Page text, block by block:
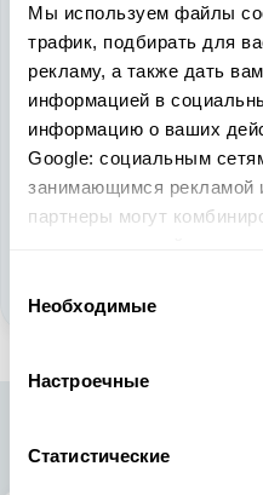
Мы используем файлы
трафик, подбирать для
рекламу, а также дать
информацией в
информацию о ваших
Google: социальным
занимающимся рекламой
партнеры могут
вами их сервисов.
согласия
Необходимые
Настроечные
Статистические
ожидаемого результата, вы
Внедрение Американского
Казахстана станет эрой
казахстанцев, чтобы
полную силу.